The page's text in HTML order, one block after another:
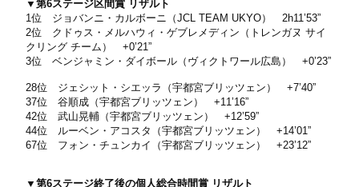
▼第6ステージ区間賞 リザルト
1位 ジョバンニ・カルボーニ（JCL TEAM UKYO） 2h11’53”
2位 クドゥス・メルハウィ・ゲブレメディン（トレンガヌ サイ
クリング チーム） +0’21”
3位 ベンジャミン・ダイボール（ヴィクトワール広島） +0’23”
28位 ジェシット・シエッラ（宇都宮ブリッツェン） +7’40”
37位 谷順成（宇都宮ブリッツェン） +11’16”
42位 武山晃輔（宇都宮ブリッツェン） +12’59”
44位 ルーベン・アコスタ（宇都宮ブリッツェン） +14’01”
67位 フォン・チュンカイ（宇都宮ブリッツェン） +23’12”
▼第6ステージ終了後の個人総合時間賞 リザルト